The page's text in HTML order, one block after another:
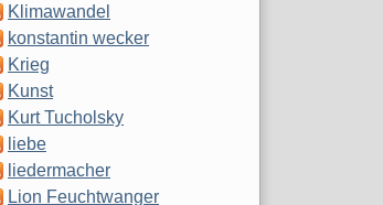
Klimawandel
konstantin wecker
Krieg
Kunst
Kurt Tucholsky
liebe
liedermacher
Lion Feuchtwanger